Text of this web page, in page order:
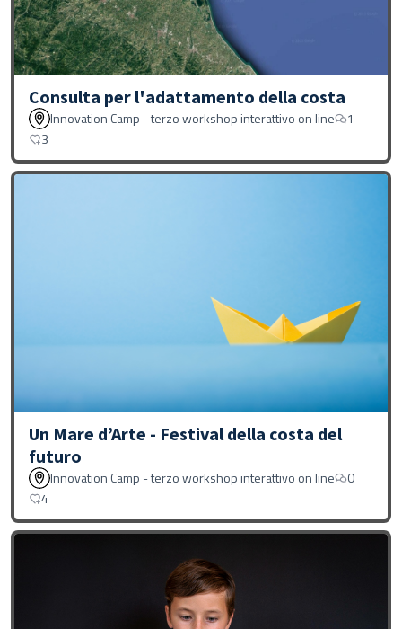
Consulta per l'adattamento della costa
Innovation Camp - terzo workshop interattivo on line
1
3
Un Mare d’Arte - Festival della costa del
futuro
Innovation Camp - terzo workshop interattivo on line
0
4